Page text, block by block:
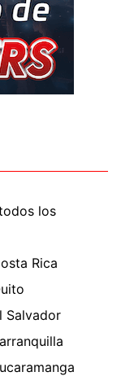
los
Rica
Salvador